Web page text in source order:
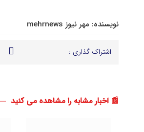
نویسنده: مهر نیوز mehrnews
اشتراک گذاری :
📰 اخبار مشابه را مشاهده می کنید